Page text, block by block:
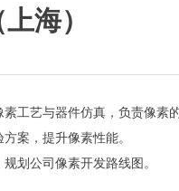
海）
工艺与器件仿真，负责像素
案，提升像素性能。
划公司像素开发路线图。